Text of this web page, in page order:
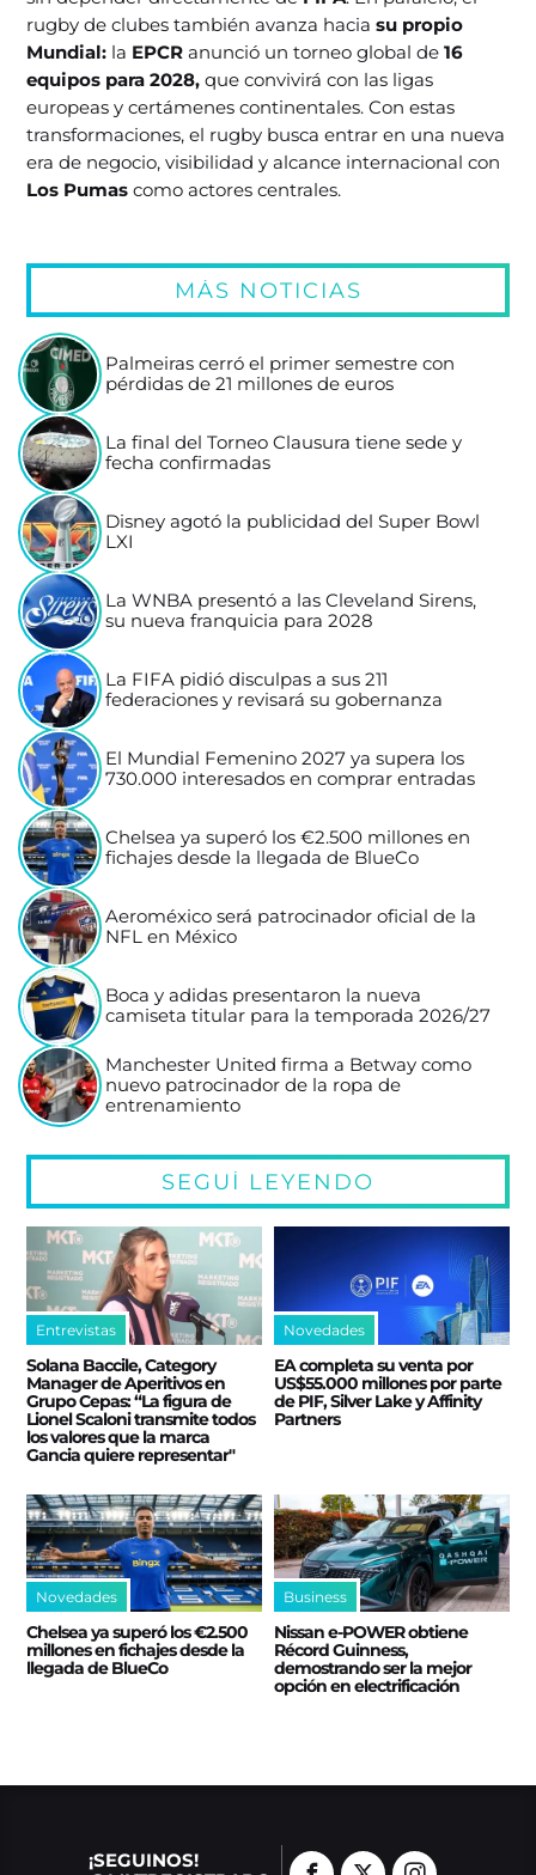
rugby de clubes también avanza haciasu propio
Mundial: la EPCR anunció un torneo global de16
equipos para 2028, que convivirá con las ligas
europeas y certámenes continentales. Con estas
transformaciones, el rugby busca entrar en una nueva
era de negocio, visibilidad y alcance internacional con
Los Pumas como actores centrales.
MÁS NOTICIAS
Palmeiras cerró el primer semestre con
pérdidas de 21 millones de euros
La final del Torneo Clausura tiene sede y
fecha confirmadas
Disney agotó la publicidad del Super Bowl
LXI
La WNBA presentó a las Cleveland Sirens,
su nueva franquicia para 2028
La FIFA pidió disculpas a sus 211
federaciones y revisará su gobernanza
El Mundial Femenino 2027 ya supera los
730.000 interesados en comprar entradas
Chelsea ya superó los €2.500 millones en
fichajes desde la llegada de BlueCo
Aeroméxico será patrocinador oficial de la
NFL en México
Boca y adidas presentaron la nueva
camiseta titular para la temporada 2026/27
Manchester United firma a Betway como
nuevo patrocinador de la ropa de
entrenamiento
SEGUÍ LEYENDO
Entrevistas
Solana Baccile, Category
Manager de Aperitivos en
Grupo Cepas: “La figura de
Lionel Scaloni transmite todos
los valores que la marca
Gancia quiere representar"
Novedades
EA completa su venta por
US$55.000 millones por parte
de PIF, Silver Lake y Affinity
Partners
Novedades
Chelsea ya superó los €2.500
millones en fichajes desde la
llegada de BlueCo
Business
Nissan e‑POWER obtiene
Récord Guinness,
demostrando ser la mejor
opción en electrificación
¡SEGUINOS!